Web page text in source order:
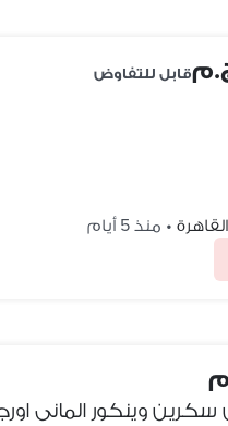
قابل للتفاوض
• منذ 5 أيام
وينكور المانى اورجينال حجم